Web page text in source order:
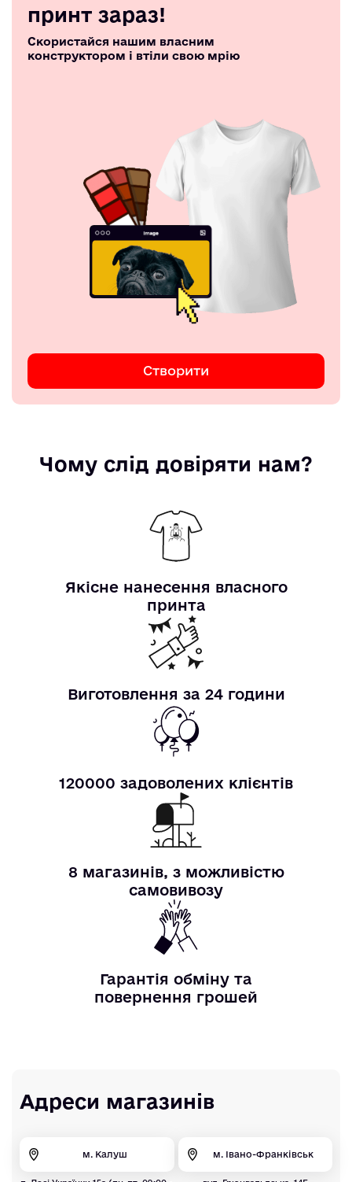
принт зараз!
Скористайся нашим власним
конструктором і втіли свою мрію
Створити
Чому слід довіряти нам?
Якісне нанесення власного
принта
Виготовлення за 24 години
120000 задоволених клієнтів
8 магазинів, з можливістю
самовивозу
Гарантія обміну та
повернення грошей
Адреси магазинів
м. Калуш м. Івано-Франківськ